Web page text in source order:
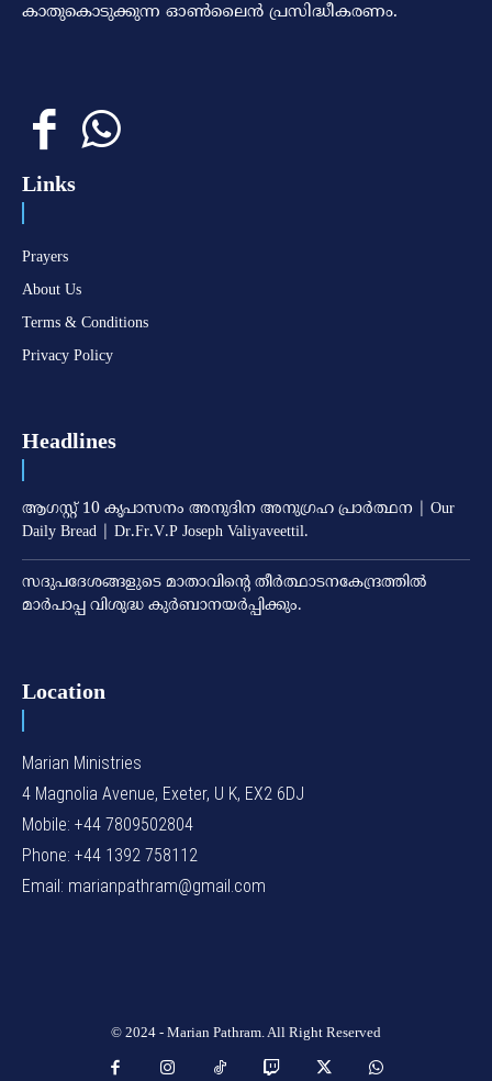
കാതുകൊടുക്കുന്ന ഓണ്‍ലൈന്‍ പ്രസിദ്ധീകരണം.
Links
Prayers
About Us
Terms & Conditions
Privacy Policy
Headlines
ആഗസ്റ്റ് 10 കൃപാസനം അനുദിന അനുഗ്രഹ പ്രാർത്ഥന | Our
Daily Bread | Dr.Fr.V.P Joseph Valiyaveettil.
സദുപദേശങ്ങളുടെ മാതാവിന്റെ തീര്‍ത്ഥാടനകേന്ദ്രത്തില്‍
മാര്‍പാപ്പ വിശുദ്ധ കുര്‍ബാനയര്‍പ്പിക്കും.
Location
Marian Ministries
4 Magnolia Avenue, Exeter, U K, EX2 6DJ
Mobile: +44 7809502804
Phone: +44 1392 758112
Email: marianpathram@gmail.com
© 2024 - Marian Pathram. All Right Reserved